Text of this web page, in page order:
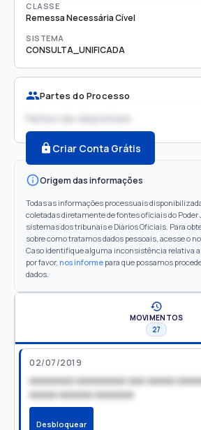
CLASSE
Remessa Necessária Cível
SISTEMA
CONSULTA_UNIFICADA
Partes do Processo
Partes não disponíveis
Criar Conta Grátis
Origem das informações
Todas as informações processuais
coletadas diretamente de fontes oficiais do
sistemas dos tribunais e Diários Oficiais. Para
sobre como tratamos dados pessoais, acesse o
Caso identifique alguma inconsistência relativa
por favor, nos informe para que possamos
dados.
MOVIMENTOS
27
02/07/2019
xxxxxxxx xxxxxxxxx xxx xxxxx
xxxxx xxxxxx xxxxxxx
Desbloquear